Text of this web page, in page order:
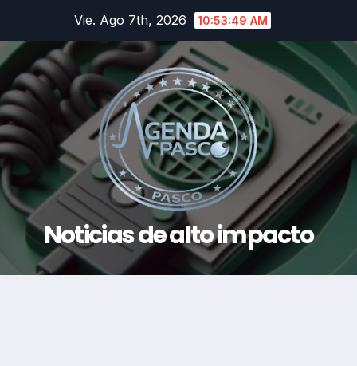
contenido
Vie. Ago 7th, 2026 10:53:50 AM
Noticias de alto impacto